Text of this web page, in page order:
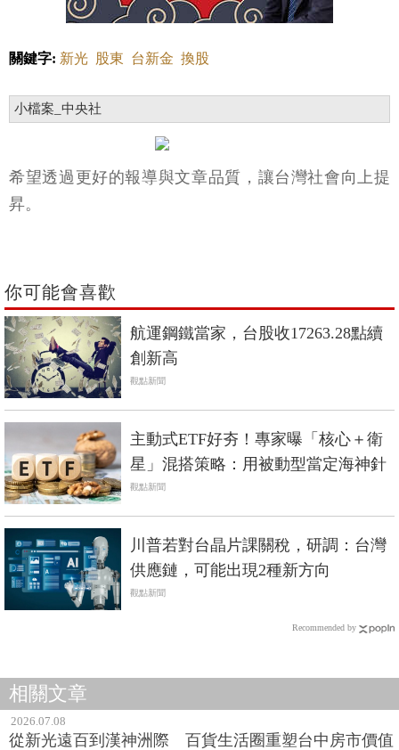
關鍵字: 新光 股東 台新金 換股
小檔案_中央社
希望透過更好的報導與文章品質，讓台灣社會向上提
昇。
你可能會喜歡
航運鋼鐵當家，台股收17263.28點續
創新高
觀點新聞
主動式ETF好夯！專家曝「核心＋衛
星」混搭策略：用被動型當定海神針
觀點新聞
川普若對台晶片課關稅，研調：台灣
供應鏈，可能出現2種新方向
觀點新聞
Recommended by
相關文章
2026.07.08
從新光遠百到漢神洲際 百貨生活圈重塑台中房市價值